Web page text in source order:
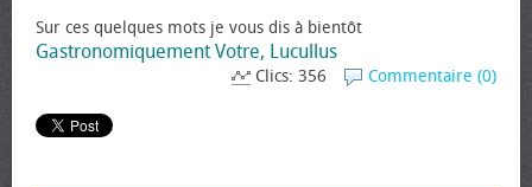
Sur ces quelques mots je vous dis à bientôt
Gastronomiquement Votre, Lucullus
Commentaire (0)
Clics: 356